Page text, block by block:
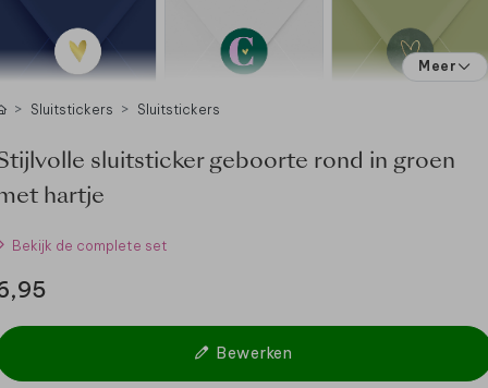
Meer
Sluitstickers Sluitstickers
sluitsticker geboorte rond in groen
hartje
Bekijk de complete set
Bewerken